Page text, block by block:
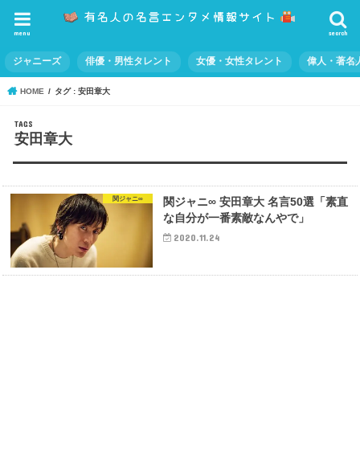
search
menu
ジャニーズ 俳優・男性タレント 女優・女性タレント 偉人・著名
HOME タグ : 安田章大
安田章大
関ジャニ∞
関ジャニ∞ 安田章大 名言50選「素直
な自分が一番素敵なんやで」
2020.11.24